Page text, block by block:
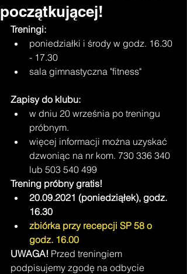
początkującej!
Treningi:
poniedziałki i środy w godz. 16.30
- 17.30
sala gimnastyczna "fitness"
Zapisy do klubu:
w dniu 20 września po treningu
próbnym.
więcej informacji można uzyskać
dzwoniąc na nr kom. 730 336 340
lub 503 540 499
Trening próbny gratis!
20.09.2021 (poniedziąłek), godz.
16.30
zbiórka przy recepcji SP 58 o
godz. 16.00
UWAGA! Przed treningiem
podpisujemy zgodę na odbycie